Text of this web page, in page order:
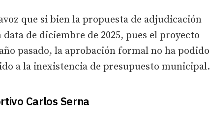
que si bien la propuesta de adjudicación
de diciembre de 2025, pues el proyecto
pasado, la aprobación formal no ha podido
a la inexistencia de presupuesto municipal.
Carlos Serna